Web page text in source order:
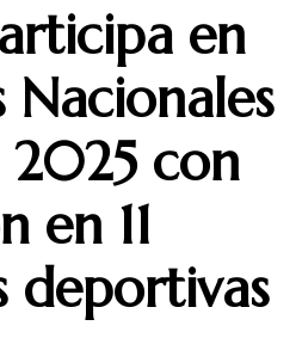
en
Nacionales
2025 con
en 11
deportivas